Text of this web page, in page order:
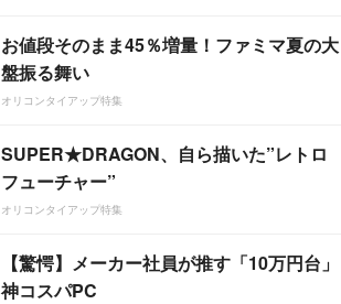
お値段そのまま45％増量！ファミマ夏の大
盤振る舞い
オリコンタイアップ特集
SUPER★DRAGON、自ら描いた”レトロ
フューチャー”
オリコンタイアップ特集
【驚愕】メーカー社員が推す「10万円台」
神コスパPC